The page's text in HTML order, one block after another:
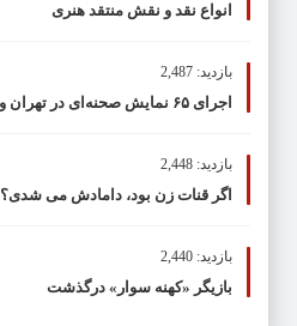
انواع نقد و نقش منتقد هنری
بازدید: 2,487
اجرای ۶۵ نمایش صحنه‌ای در تهران و ۳۰۰ اثر در شهرستان‌ها
بازدید: 2,448
اگر قنات زن بود، دامادش می شدی؟
بازدید: 2,440
بازیگر «کهنه سوار» درگذشت